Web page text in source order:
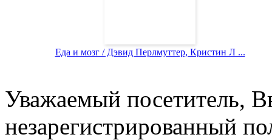
Еда и мозг / Дэвид Перлмуттер, Кристин Л ...
Уважаемый посетитель,
незарегистрированный